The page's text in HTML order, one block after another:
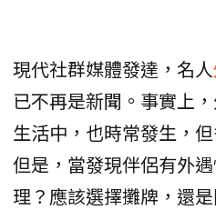
現代社群媒體發達，名人
已不再是新聞。事實上
生活中，也時常發生，
但是，當發現伴侶有外
理？應該選擇攤牌，還